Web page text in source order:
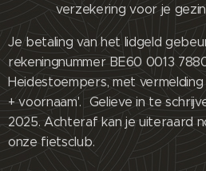
verzekering voor je
Je betaling van het lidgeld
rekeningnummer BE60 0013
Heidestoempers, met
+ voornaam'. Gelieve in te
2025. Achteraf kan je uiteraard
onze fietsclub.